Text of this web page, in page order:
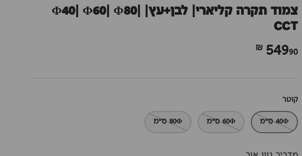
צמוד תקרה קליארי| לבן+עץ| Φ40| Φ60| Φ80|
CCT
54990 ₪
קוטר
40Φ ס"מ 60Φ ס"מ 80Φ ס"מ